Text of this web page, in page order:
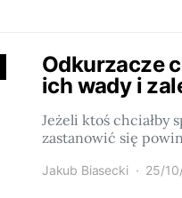
Odkurzacze
ich wady i
Jeżeli ktoś chciałby
zastanowić się
Jakub Biasecki 25/